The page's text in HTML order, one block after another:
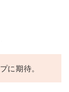
に期待。